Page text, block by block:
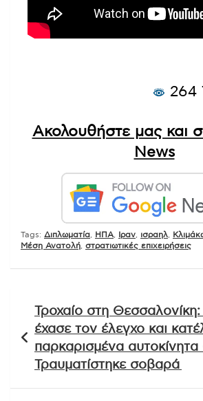
264
Ακολουθήστε μας και
News
Tags: Διπλωματία ΗΠΑ Ιραν ισραηλ
Μέση Ανατολή στρατιωτικές επιχειρήσεις
άρθρων
Τροχαίο στη
έχασε τον έλεγχο και
παρκαρισμένα αυτοκίνητα
Τραυματίστηκε σοβαρά